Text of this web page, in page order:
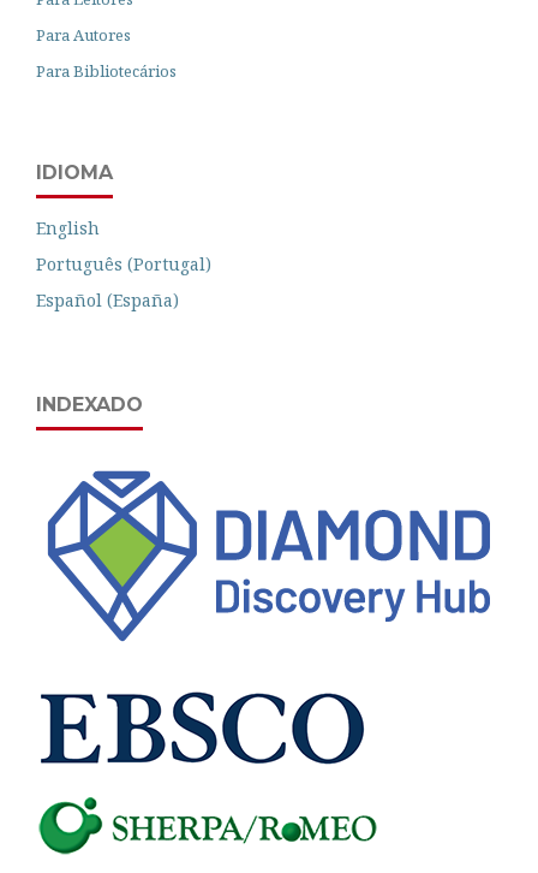
Para Autores
Para Bibliotecários
IDIOMA
English
Português (Portugal)
Español (España)
INDEXADO